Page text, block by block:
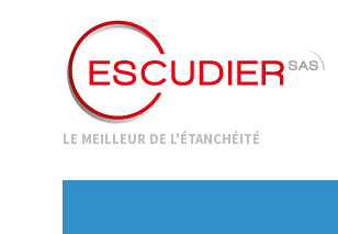
LE MEILLEUR DE L'ÉTANCHÉITÉ